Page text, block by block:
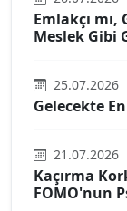
Emlakçı mı,
Meslek Gibi
25.07.2026
Gelecekte
21.07.2026
Kaçırma
FOMO'nun